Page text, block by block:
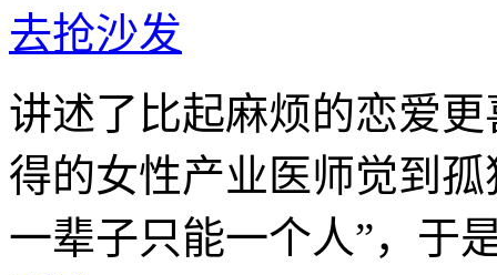
去抢沙发
讲述了比起麻烦的恋爱
得的女性产业医师觉到
一辈子只能一个人”，于